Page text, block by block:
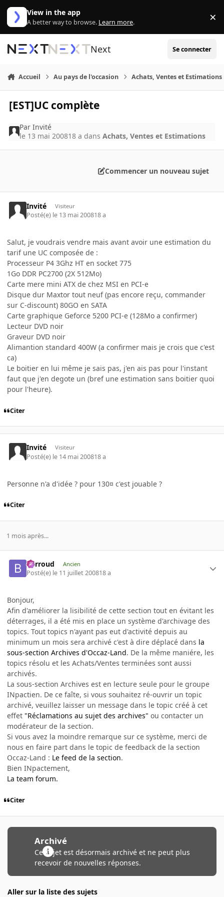
Aller au contenu
View in the app
A better way to browse. Learn more. ×
Next Se connecter
Accueil Au pays de l'occasion Achats, Ventes et Estimations
[EST]UC complète
ParInvité
le 13 mai 200818 a dansAchats, Ventes et Estimations
Commencer un nouveau sujet
Invité Visiteur
Posté(e) le 13 mai 200818 a
Salut, je voudrais vendre mais avant avoir une estimation du
tarif une UC composée de :
Processeur P4 3Ghz HT en socket 775
1Go DDR PC2700 (2X 512Mo)
Carte mere mini ATX de chez MSI en PCI-e
Disque dur Maxtor tout neuf (pas encore reçu, commander
sur C-discount) 80GO en SATA
Carte graphique Geforce 5200 PCI-e (128Mo a confirmer)
Lecteur DVD noir
Graveur DVD noir
Alimantion standard 400W (a confirmer mais je crois que c'est
ca)
Le boitier en lui même je sais pas, j'en ais pas pour l'instant
faut que j'en degote un (bref une estimation sans boitier quoi
pour l'heure).
Citer
Invité Visiteur
Posté(e) le 14 mai 200818 a
Personne n'a d'idée ? pour 130¤ c'est jouable ?
Citer
1 mois après...
Barroud Ancien
Posté(e) le 11 juillet 200818 a
Bonjour,
Afin d'améliorer la lisibilité de cette section tout en évitant les
déterrages, il a été mis en place un système d'archivage des
topics. Tout topics n'ayant pas eut d'activité depuis au
minimum un mois sera archivé c'est à dire déplacé dans la
sous-section Archives d'Occaz-Land. De la même maniére, les
topics résolu et les Achats/Ventes terminées sont aussi
archivés.
La sous-section Archives est en lecture seule pour le groupe
INpactien. De ce faîte, si vous souhaitez ré-ouvrir un topic
archivé, veuillez laisser un message dans le topic créé à cet
effet "Réclamations au sujet des archives" ou contacter un
modérateur de la section.
Si vous avez la moindre remarque sur ce système, merci de
nous en faire part dans le topic de feedback de la section
Occaz-Land : Le feed de la section.
Bien INpactement,
La team forum.
Citer
Archivé
Ce sujet est désormais archivé et ne peut plus
recevoir de nouvelles réponses.
Aller sur la liste des sujets